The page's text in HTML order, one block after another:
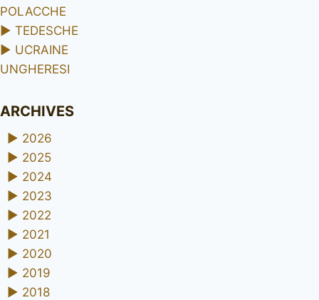
POLACCHE
► TEDESCHE
► UCRAINE
UNGHERESI
ARCHIVES
► 2026
► 2025
► 2024
► 2023
► 2022
► 2021
► 2020
► 2019
► 2018